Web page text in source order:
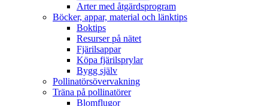
Arter med åtgärdsprogram
Böcker, appar, material och länktips
Boktips
Resurser på nätet
Fjärilsappar
Köpa fjärilsprylar
Bygg själv
Pollinatörsövervakning
Träna på pollinatörer
Blomflugor